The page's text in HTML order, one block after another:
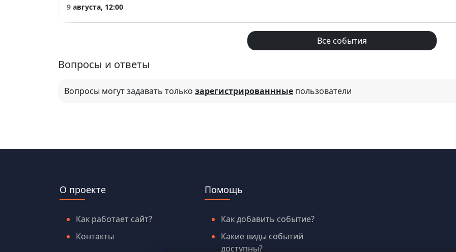
9 августа, 12:00
Все события
Вопросы и ответы
Вопросы могут задавать только зарегистрированнные пользователи
О проекте
Как работает сайт?
Контакты
Помощь
Как добавить событие?
Какие виды событий
доступны?